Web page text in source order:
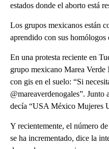
estados donde el aborto está
Los grupos mexicanos están
aprendido con sus homólogos
En una protesta reciente en
grupo mexicano Marea Verde
con gis en el suelo: “Si
@mareaverdenogales”.
decía “USA México Mujeres
Y recientemente, el número
se ha incrementado, dice la